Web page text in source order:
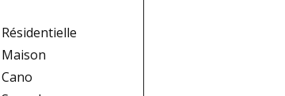
Résidentielle
Maison
Cano